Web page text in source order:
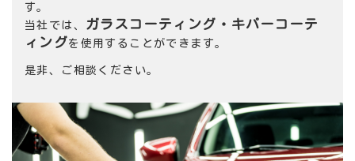
す。
当社では、
ガラスコーティング・キパーコーテ
ィングを 使用することができます。
是非、ご相談ください。